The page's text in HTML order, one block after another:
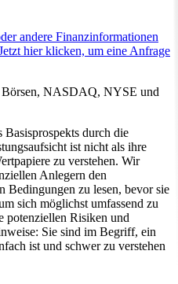
andere Finanzinformationen
hier klicken, um eine Anfrage
NASDAQ, NYSE und
durch die
ist nicht als ihre
zu verstehen. Wir
Anlegern den
Bedingungen zu lesen, bevor sie
sich möglichst umfassend zu
potenziellen Risiken und
Sie sind im Begriff, ein
ist und schwer zu verstehen